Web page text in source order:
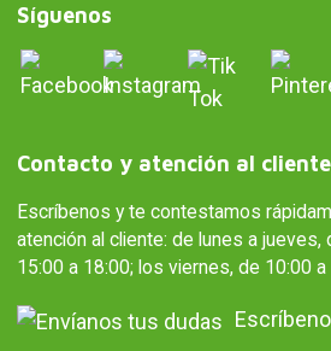
Síguenos
Contacto y atención al cliente
Escríbenos y te contestamos
atención al cliente: de lunes a jueves,
15:00 a 18:00; los viernes, de 10:00 a